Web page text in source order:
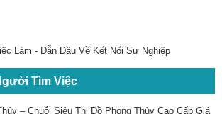
Tìm Việc